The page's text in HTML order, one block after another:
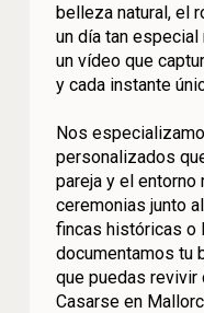
belleza natural, el
un día tan
un vídeo que
y cada instante
Nos
personalizados
pareja y el
ceremonias junto
fincas históricas o
documentamos tu
que puedas revivir
Casarse en